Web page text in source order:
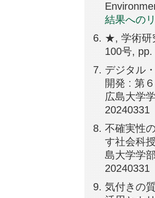
結果への
★, 学術研
100号,
デジタル
開発 : 第
広島大学
20240331
不確実性
す社会科
島大学学
20240331
気付きの